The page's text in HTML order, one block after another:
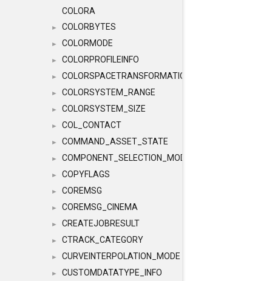
COLORA
► COLORBYTES
► COLORMODE
► COLORPROFILEINFO
► COLORSPACETRANSFORMATION
► COLORSYSTEM_RANGE
► COLORSYSTEM_SIZE
► COL_CONTACT
► COMMAND_ASSET_STATE
► COMPONENT_SELECTION_MODES
► COPYFLAGS
► COREMSG
► COREMSG_CINEMA
► CREATEJOBRESULT
► CTRACK_CATEGORY
► CURVEINTERPOLATION_MODE
► CUSTOMDATATYPE_INFO